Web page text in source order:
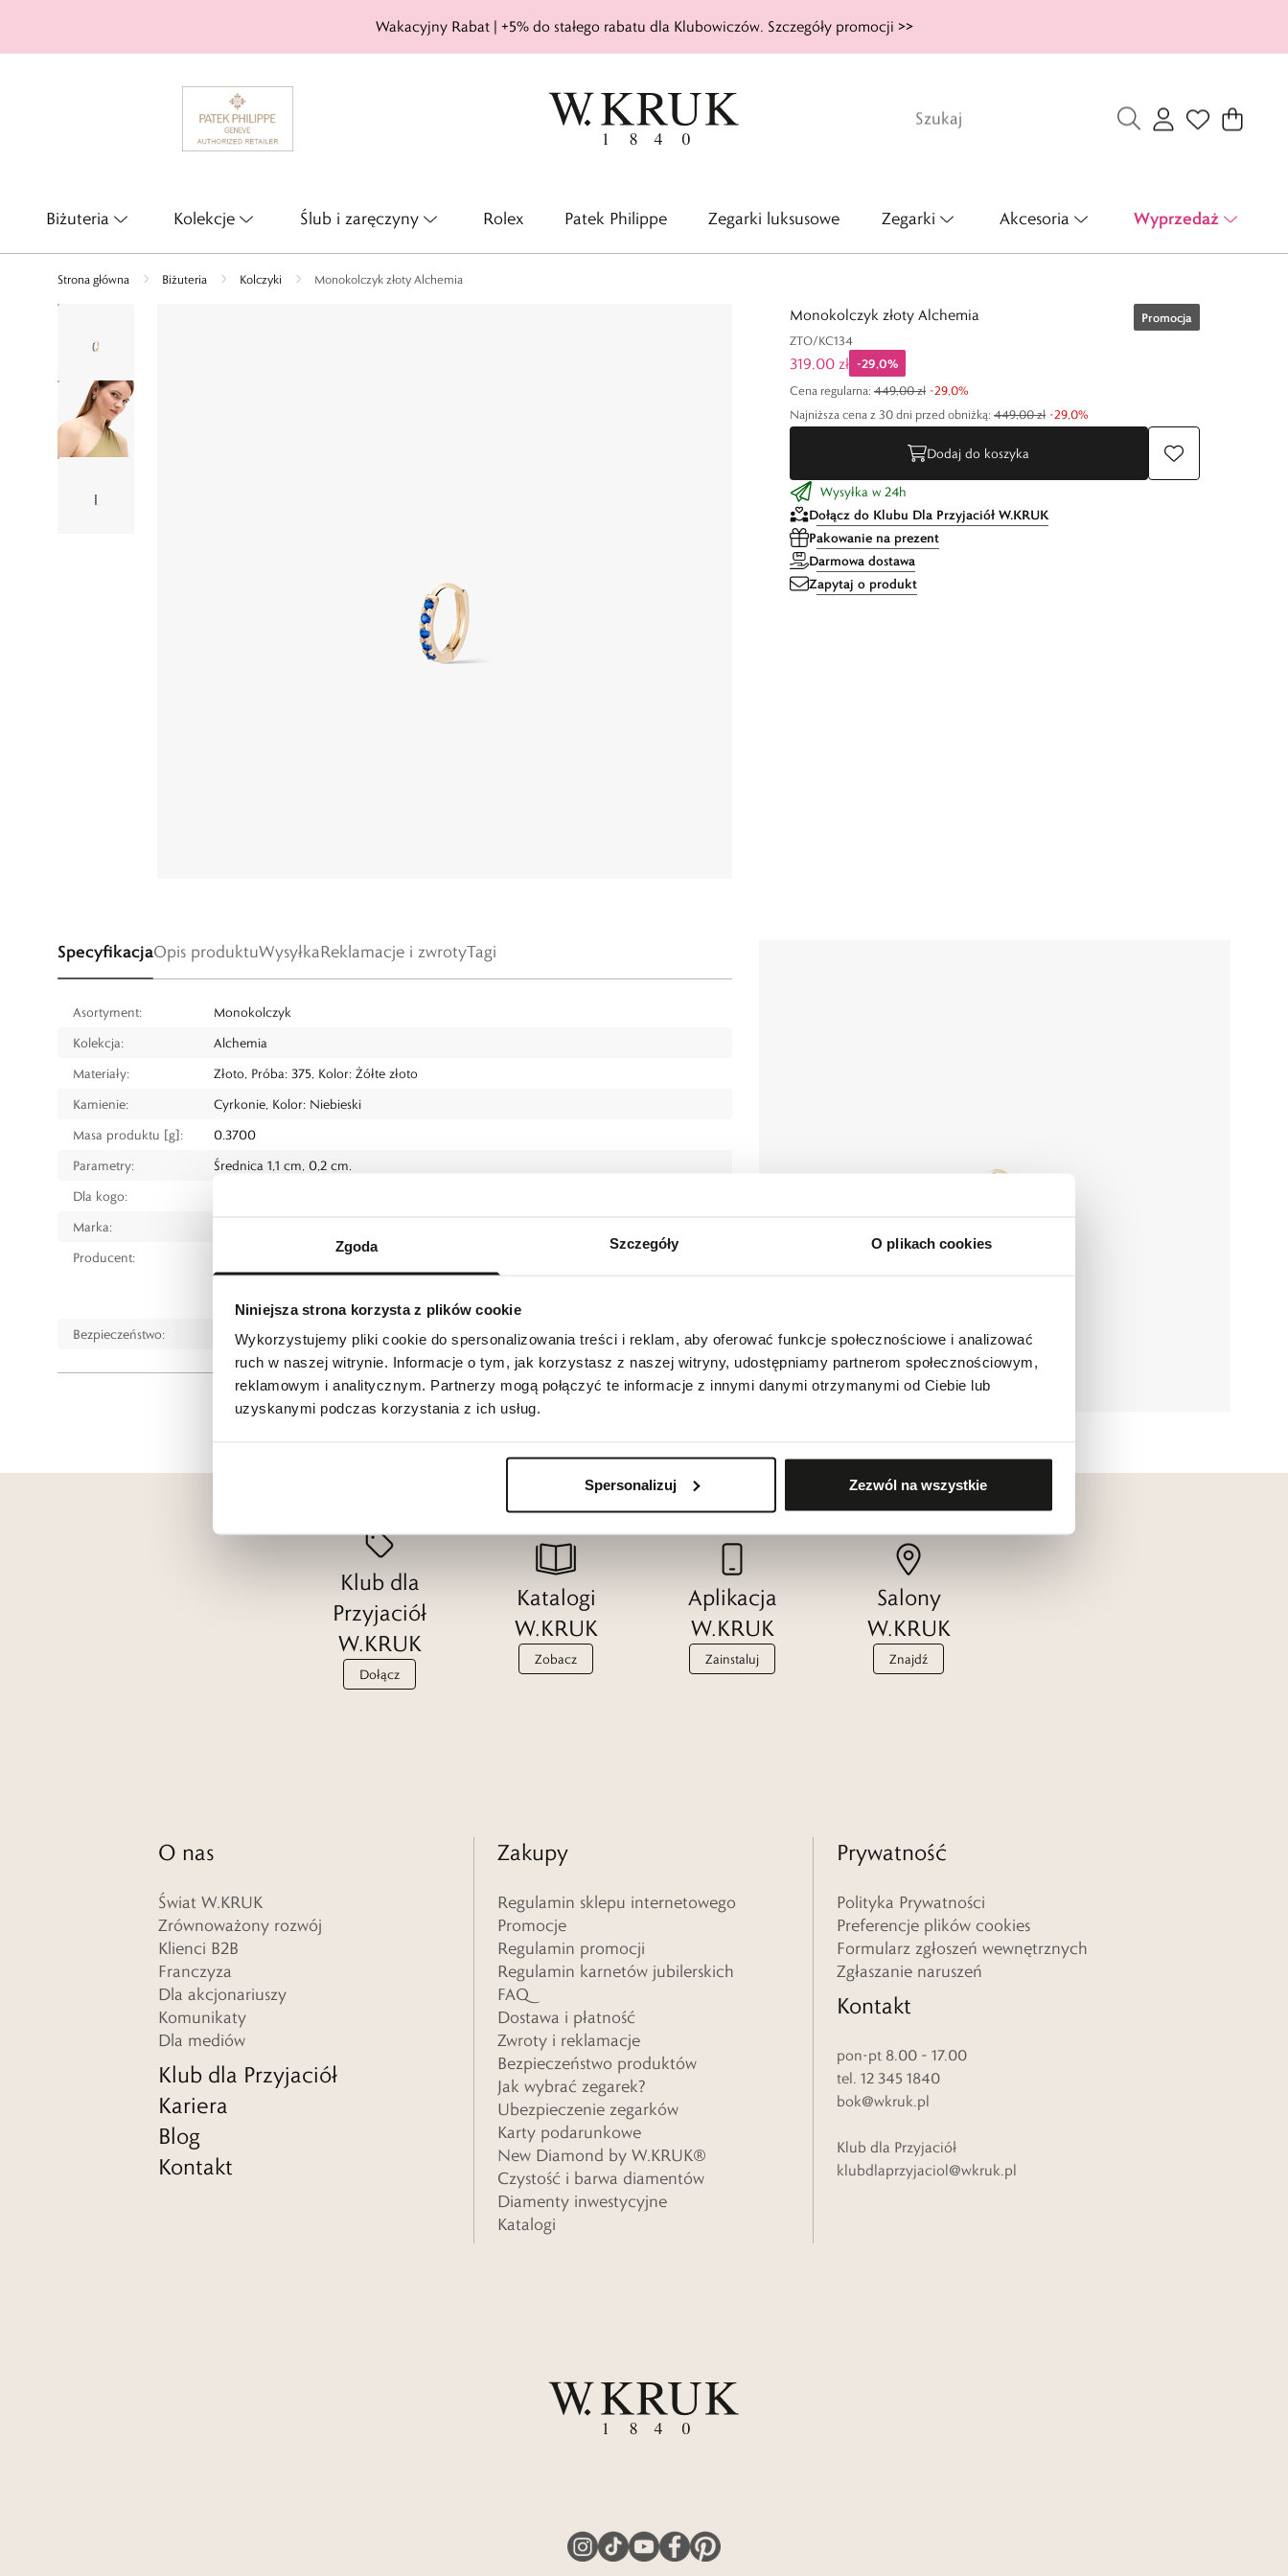
Zgoda Szczegóły O plikach cookies
Niniejsza strona korzysta z plików cookie
Wykorzystujemy pliki cookie do spersonalizowania treści i reklam, aby oferować funkcje społecznościowe i analizować
ruch w naszej witrynie. Informacje o tym, jak korzystasz z naszej witryny, udostępniamy partnerom społecznościowym,
reklamowym i analitycznym. Partnerzy mogą połączyć te informacje z innymi danymi otrzymanymi od Ciebie lub
uzyskanymi podczas korzystania z ich usług.
Spersonalizuj Zezwól na wszystkie
Wakacyjny Rabat | +5% do stałego rabatu dla Klubowiczów. Szczegóły promocji >>
Biżuteria Kolekcje Ślub i zaręczyny Rolex Patek Philippe Zegarki luksusowe Zegarki Akcesoria Wyprzedaż
Strona główna Biżuteria Kolczyki Monokolczyk złoty Alchemia
Monokolczyk złoty Alchemia
ZTO/KC134
Promocja
319,00 zł -29,0%
Najniższa cena z 30 dni przed obniżką: 449,00 zł -29,0%
Cena regularna: 449,00 zł -29,0%
Dodaj do koszyka
Wysyłka w 24h
Dołącz do Klubu Dla Przyjaciół W.KRUK
Pakowanie na prezent
Darmowa dostawa
Zapytaj o produkt
SpecyfikacjaOpis produktuWysyłkaReklamacje i zwrotyTagi
Asortyment:
Monokolczyk
Kolekcja:
Alchemia
Materiały:
Złoto, Próba: 375, Kolor: Żółte złoto
Kamienie:
Cyrkonie, Kolor: Niebieski
Masa produktu [g]:
0.3700
Parametry:
Średnica 1,1 cm, 0,2 cm.
Dla kogo:
Marka:
Producent:
ul. Pilotów 10, 31-462 Kraków
e-mail:gspr@wkruk.pl
Bezpieczeństwo:
Informacje o bezpieczeństwie
Klub dla
Przyjaciół
W.KRUK
Dołącz
Katalogi
W.KRUK
Zobacz
Aplikacja
W.KRUK
Zainstaluj
Salony
W.KRUK
Znajdź
O nas
Świat W.KRUK
Zrównoważony rozwój
Klienci B2B
Franczyza
Dla akcjonariuszy
Komunikaty
Dla mediów
Klub dla Przyjaciół
Kariera
Blog
Kontakt
Zakupy
Regulamin sklepu internetowego
Promocje
Regulamin promocji
Regulamin karnetów jubilerskich
FAQ
Dostawa i płatność
Zwroty i reklamacje
Bezpieczeństwo produktów
Jak wybrać zegarek?
Ubezpieczenie zegarków
Karty podarunkowe
New Diamond by W.KRUK®
Czystość i barwa diamentów
Diamenty inwestycyjne
Katalogi
Prywatność
Polityka Prywatności
Preferencje plików cookies
Formularz zgłoszeń wewnętrznych
Zgłaszanie naruszeń
Kontakt
pon-pt 8.00 – 17.00
tel. 12 345 1840
bok@wkruk.pl
Klub dla Przyjaciół
klubdlaprzyjaciol@wkruk.pl